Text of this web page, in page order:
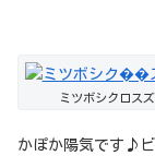
ミツボシクロス
かぽか陽気です♪